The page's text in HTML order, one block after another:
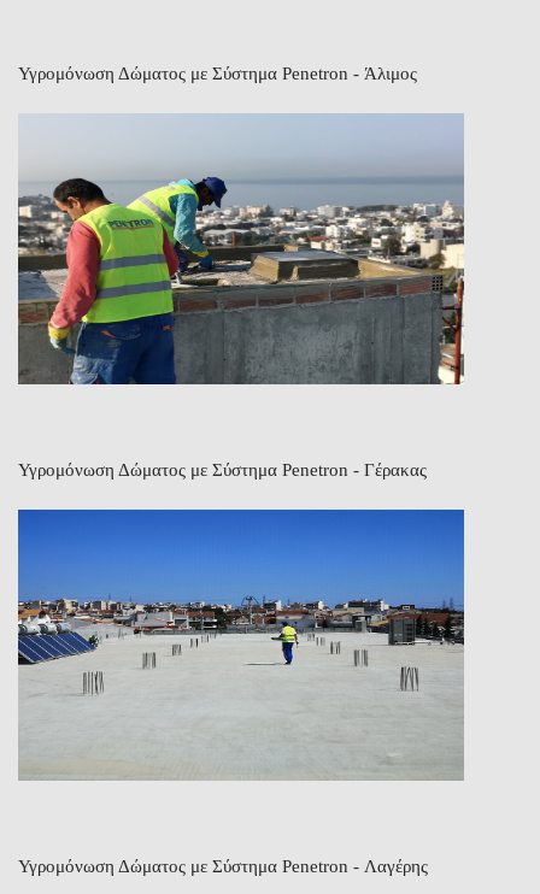
Υγρομόνωση Δώματος με Σύστημα Penetron - Άλιμος
Υγρομόνωση Δώματος με Σύστημα Penetron - Γέρακας
Υγρομόνωση Δώματος με Σύστημα Penetron - Λαγέρης